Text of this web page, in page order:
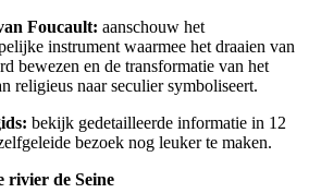
Foucault: aanschouw het
instrument waarmee het draaien van
bewezen en de transformatie van het
religieus naar seculier symboliseert.
bekijk gedetailleerde informatie in 12
bezoek nog leuker te maken.
rivier de Seine